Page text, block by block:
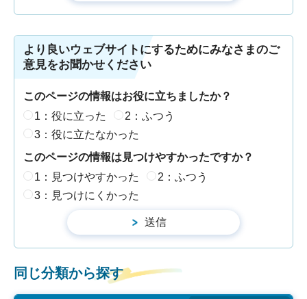
より良いウェブサイトにするためにみなさまのご
意見をお聞かせください
このページの情報はお役に立ちましたか？
1：役に立った
2：ふつう
3：役に立たなかった
このページの情報は見つけやすかったですか？
1：見つけやすかった
2：ふつう
3：見つけにくかった
同じ分類から探す